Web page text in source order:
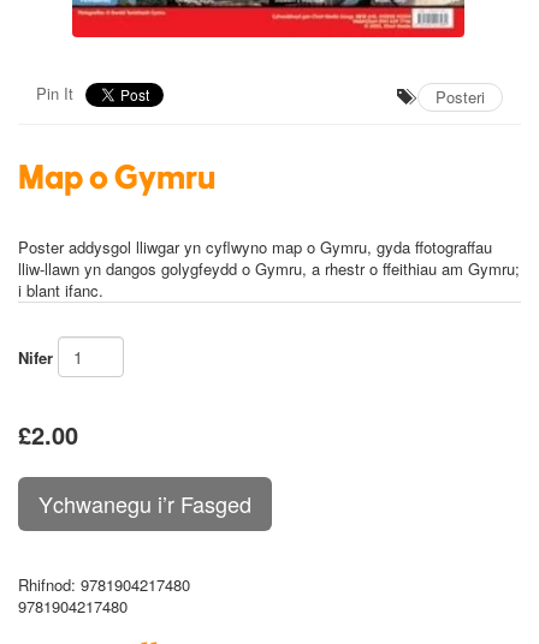
Pin It Posteri
Map o Gymru
Poster addysgol lliwgar yn cyflwyno map o Gymru, gyda ffotograffau
lliw-llawn yn dangos golygfeydd o Gymru, a rhestr o ffeithiau am Gymru;
i blant ifanc.
Nifer
£2.00
Rhifnod: 9781904217480
9781904217480